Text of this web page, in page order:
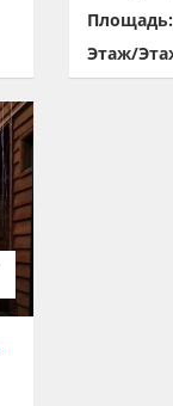
Площадь:
Этаж/